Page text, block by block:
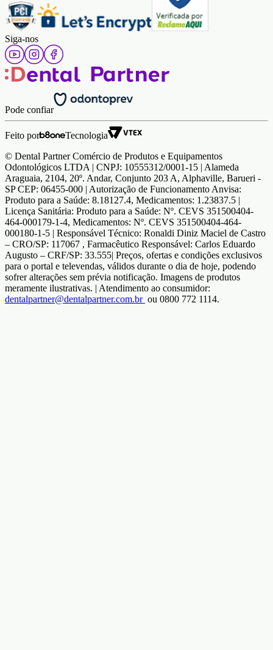
Siga-nos
Pode confiar
Feito por
Tecnologia
© Dental Partner Comércio de Produtos e Equipamentos
Odontológicos LTDA | CNPJ: 10555312/0001-15 | Alameda
Araguaia, 2104, 20º. Andar, Conjunto 203 A, Alphaville, Barueri -
SP CEP: 06455-000 | Autorização de Funcionamento Anvisa:
Produto para a Saúde: 8.18127.4, Medicamentos: 1.23837.5 |
Licença Sanitária: Produto para a Saúde: Nº. CEVS 351500404-
464-000179-1-4, Medicamentos: Nº. CEVS 351500404-464-
000180-1-5 | Responsável Técnico: Ronaldi Diniz Maciel de Castro
– CRO/SP: 117067 , Farmacêutico Responsável: Carlos Eduardo
Augusto – CRF/SP: 33.555| Preços, ofertas e condições exclusivos
para o portal e televendas, válidos durante o dia de hoje, podendo
sofrer alterações sem prévia notificação. Imagens de produtos
meramente ilustrativas. | Atendimento ao consumidor:
dentalpartner@dentalpartner.com.br ou 0800 772 1114.